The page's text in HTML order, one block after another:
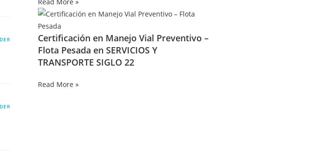
Certificación en Manejo Vial Preventivo –
Flota Pesada en SERVICIOS Y
TRANSPORTE SIGLO 22
Read More »